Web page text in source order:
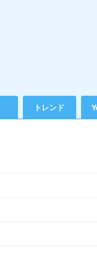
トレンド